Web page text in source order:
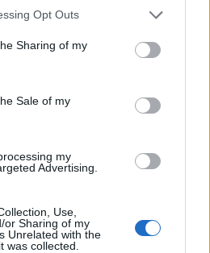
Opt Outs
Sharing of my
Sale of my
my
Advertising.
Use,
or Sharing of my
Unrelated with the
was collected.